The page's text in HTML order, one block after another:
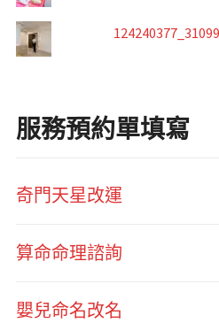
服務預約單填寫
奇門天星改運
算命命理諮詢
嬰兒命名改名